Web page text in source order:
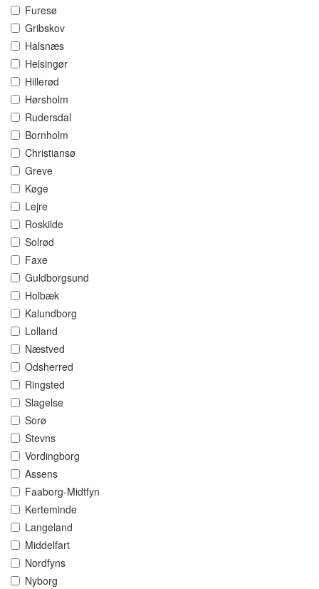
Furesø
Gribskov
Halsnæs
Helsingør
Hillerød
Hørsholm
Rudersdal
Bornholm
Christiansø
Greve
Køge
Lejre
Roskilde
Solrød
Faxe
Guldborgsund
Holbæk
Kalundborg
Lolland
Næstved
Odsherred
Ringsted
Slagelse
Sorø
Stevns
Vordingborg
Assens
Faaborg-Midtfyn
Kerteminde
Langeland
Middelfart
Nordfyns
Nyborg